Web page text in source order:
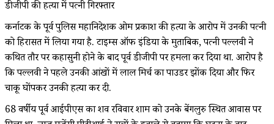
डीजीपी की हत्या में पत्नी गिरफ्तार
कर्नाटक के पूर्व पुलिस महानिदेशक ओम प्रकाश की हत्या के आरोप में उनकी पत्नी
को हिरासत में लिया गया है. टाइम्स ऑफ इंडिया के मुताबिक, पत्नी पल्लवी ने
कथित तौर पर कहासुनी होने के बाद पूर्व डीजीपी पर हमला कर दिया था. आरोप है
कि पल्लवी ने पहले उनकी आंखों में लाल मिर्च का पाउडर झोंक दिया और फिर
चाकू घोंपकर उनकी हत्या कर दी.
68 वर्षीय पूर्व आईपीएस का शव रविवार शाम को उनके बेंगलुरु स्थित आवास पर